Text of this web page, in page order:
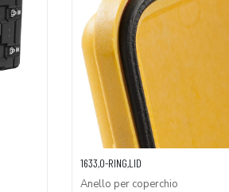
1633,O-RING,LID
Anello per coperchio